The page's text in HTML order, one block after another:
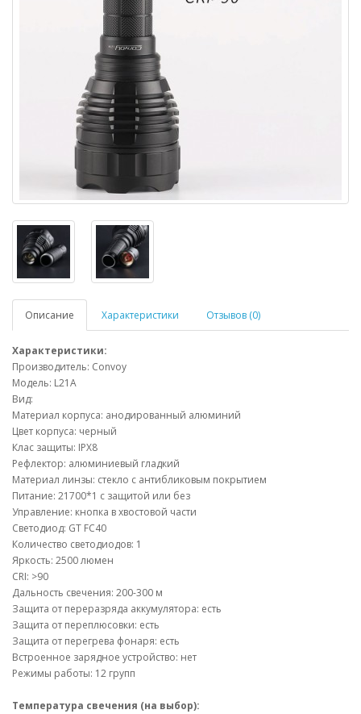
Описание Характеристики Отзывов (0)
Характеристики:
Производитель: Convoy
Модель: L21A
Вид:
Материал корпуса: анодированный алюминий
Цвет корпуса: черный
Клас защиты: IPX8
Рефлектор: алюминиевый гладкий
Материал линзы: стекло с антибликовым покрытием
Питание: 21700*1 с защитой или без
Управление: кнопка в хвостовой части
Светодиод: GT FC40
Количество светодиодов: 1
Яркость: 2500 люмен
CRI: >90
Дальность свечения: 200-300 м
Защита от переразряда аккумулятора: есть
Защита от переплюсовки: есть
Защита от перегрева фонаря: есть
Встроенное зарядное устройство: нет
Режимы работы: 12 групп
Температура свечения (на выбор):